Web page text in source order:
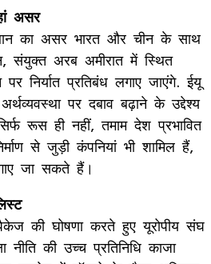
असर
का असर भारत और चीन के साथ
संयुक्त अरब अमीरात में स्थित
निर्यात प्रतिबंध लगाए जाएंगे. ईयू
पर दबाव बढ़ाने के उद्देश्य
रूस ही नहीं, तमाम देश प्रभावित
से जुड़ी कंपनियां भी शामिल हैं,
जा सकते हैं।
की घोषणा करते हुए यूरोपीय संघ
की उच्च प्रतिनिधि काजा